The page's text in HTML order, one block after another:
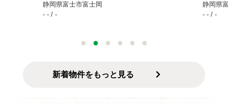
静岡県富士市富士岡
- - / -
静岡県
- - / -
新着物件をもっと見る